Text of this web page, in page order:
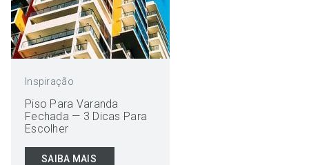
Inspiração
Piso Para Varanda
Fechada — 3 Dicas Para
Escolher
SAIBA MAIS